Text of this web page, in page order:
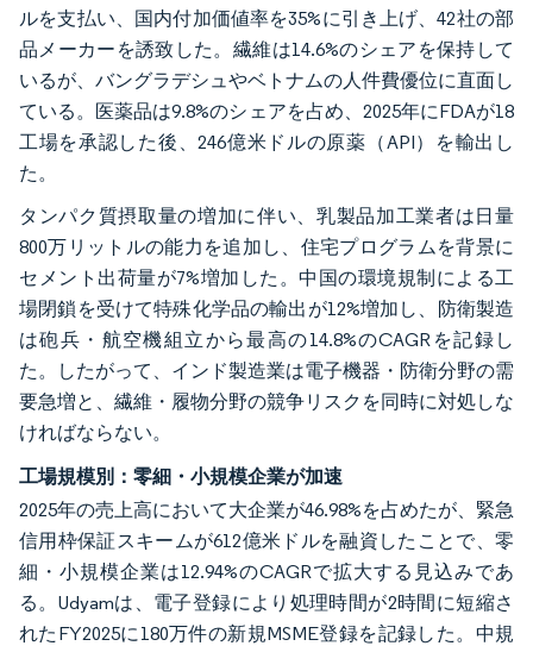
ルを支払い、国内付加価値率を35%に引き上げ、42社の部
品メーカーを誘致した。繊維は14.6%のシェアを保持して
いるが、バングラデシュやベトナムの人件費優位に直面し
ている。医薬品は9.8%のシェアを占め、2025年にFDAが18
工場を承認した後、246億米ドルの原薬（API）を輸出し
た。
タンパク質摂取量の増加に伴い、乳製品加工業者は日量
800万リットルの能力を追加し、住宅プログラムを背景に
セメント出荷量が7%増加した。中国の環境規制による工
場閉鎖を受けて特殊化学品の輸出が12%増加し、防衛製造
は砲兵・航空機組立から最高の14.8%のCAGRを記録し
た。したがって、インド製造業は電子機器・防衛分野の需
要急増と、繊維・履物分野の競争リスクを同時に対処しな
ければならない。
工場規模別：零細・小規模企業が加速
2025年の売上高において大企業が46.98%を占めたが、緊急
信用枠保証スキームが612億米ドルを融資したことで、零
細・小規模企業は12.94%のCAGRで拡大する見込みであ
る。Udyamは、電子登録により処理時間が2時間に短縮さ
れたFY2025に180万件の新規MSME登録を記録した。中規